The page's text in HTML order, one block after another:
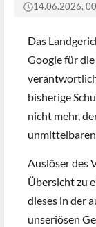
14.06.2026,
Das
Google für
bisherige
nicht mehr,
Auslöser des
Übersicht zu
dieses in der
unseriösen